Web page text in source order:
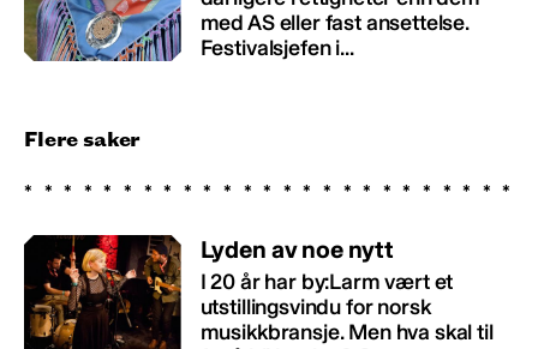
med AS eller fast ansettelse.
Festivalsjefen i...
Flere saker
Lyden av noe nytt
I 20 år har by:Larm vært et
utstillingsvindu for norsk
musikkbransje. Men hva skal til